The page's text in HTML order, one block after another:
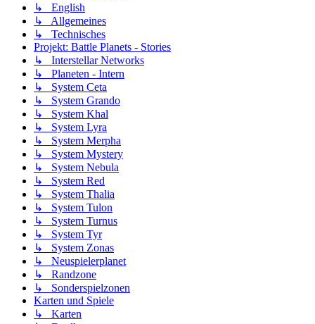
↳ English
↳ Allgemeines
↳ Technisches
Projekt: Battle Planets - Stories
↳ Interstellar Networks
↳ Planeten - Intern
↳ System Ceta
↳ System Grando
↳ System Khal
↳ System Lyra
↳ System Merpha
↳ System Mystery
↳ System Nebula
↳ System Red
↳ System Thalia
↳ System Tulon
↳ System Turnus
↳ System Tyr
↳ System Zonas
↳ Neuspielerplanet
↳ Randzone
↳ Sonderspielzonen
Karten und Spiele
↳ Karten